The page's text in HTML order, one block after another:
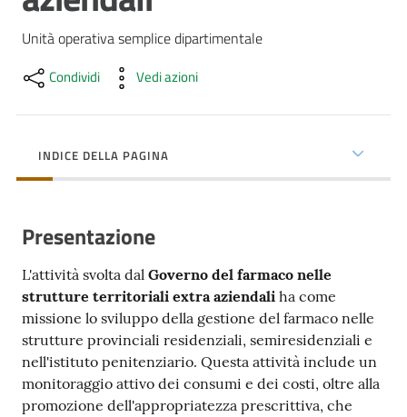
cura
Come
territorio
Studiare
a
Piacenza
Unità operativa semplice dipartimentale
Condividi Vedi azioni
INDICE DELLA PAGINA
Presentazione
L'attività svolta dal Governo del farmaco nelle
strutture territoriali extra aziendali ha come
missione lo sviluppo della gestione del farmaco nelle
strutture provinciali residenziali, semiresidenziali e
nell'istituto penitenziario. Questa attività include un
monitoraggio attivo dei consumi e dei costi, oltre alla
promozione dell'appropriatezza prescrittiva, che